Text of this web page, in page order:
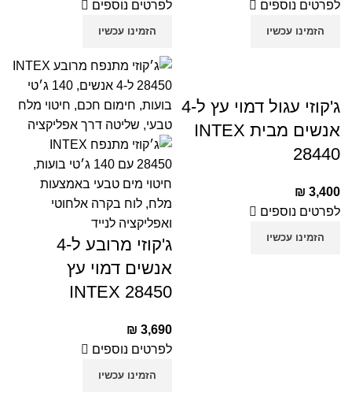
לפרטים נוספים
הזמינו עכשיו
לפרטים נוספים
הזמינו עכשיו
ג'קוזי עגול דמוי עץ ל-4
אנשים מבית INTEX
28440
₪ 3,400
לפרטים נוספים
הזמינו עכשיו
ג'קוזי מרובע ל-4
אנשים דמוי עץ
INTEX 28450
₪ 3,690
לפרטים נוספים
הזמינו עכשיו